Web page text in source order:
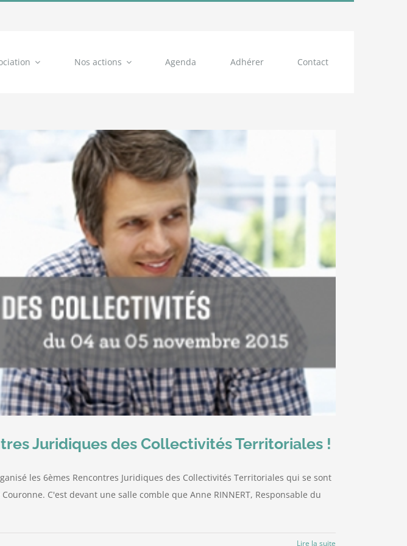
Nos actions Agenda Adhérer Contact
Juridiques des Collectivités Territoriales !
les 6èmes Rencontres Juridiques des Collectivités Territoriales qui se sont
C'est devant une salle comble que Anne RINNERT, Responsable du
Lire la suite